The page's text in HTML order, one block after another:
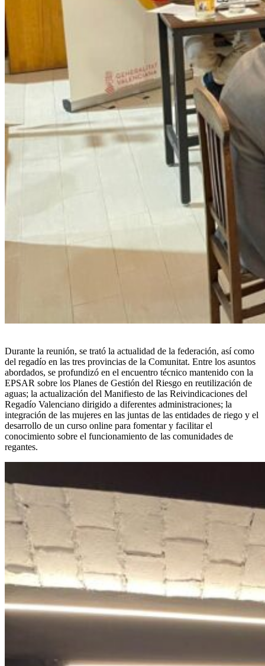
Durante la reunión, se trató la actualidad de la federación, así como
del regadío en las tres provincias de la Comunitat. Entre los asuntos
abordados, se profundizó en el encuentro técnico mantenido con la
EPSAR sobre los Planes de Gestión del Riesgo en reutilización de
aguas; la actualización del Manifiesto de las Reivindicaciones del
Regadío Valenciano dirigido a diferentes administraciones; la
integración de las mujeres en las juntas de las entidades de riego y el
desarrollo de un curso online para fomentar y facilitar el
conocimiento sobre el funcionamiento de las comunidades de
regantes.